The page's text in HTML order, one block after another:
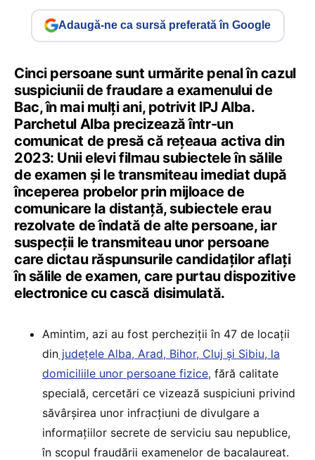
Adaugă-ne ca sursă preferată în Google
Cinci persoane sunt urmărite penal în cazul
suspiciunii de fraudare a examenului de
Bac, în mai mulți ani, potrivit IPJ Alba.
Parchetul Alba precizează într-un
comunicat de presă că rețeaua activa din
2023: Unii elevi filmau subiectele în sălile
de examen și le transmiteau imediat după
începerea probelor prin mijloace de
comunicare la distanță, subiectele erau
rezolvate de îndată de alte persoane, iar
suspecții le transmiteau unor persoane
care dictau răspunsurile candidaților aflați
în sălile de examen, care purtau dispozitive
electronice cu cască disimulată.
Amintim, azi au fost percheziții în 47 de locații
din județele Alba, Arad, Bihor, Cluj și Sibiu, la
domiciliile unor persoane fizice, fără calitate
specială, cercetări ce vizează suspiciuni privind
săvârșirea unor infracțiuni de divulgare a
informațiilor secrete de serviciu sau nepublice,
în scopul fraudării examenelor de bacalaureat.